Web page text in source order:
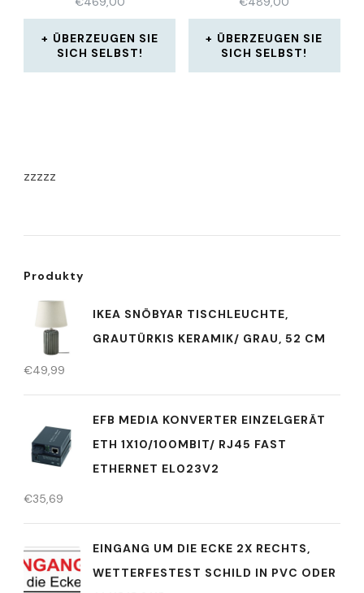
ÜBERZEUGEN SIE
SICH SELBST!
ÜBERZEUGEN SIE
SICH SELBST!
zzzzz
Produkty
IKEA SNÖBYAR TISCHLEUCHTE,
GRAUTÜRKIS KERAMIK/ GRAU, 52 CM
€49,99
EFB MEDIA KONVERTER EINZELGERÄT
ETH 1X10/100MBIT/ RJ45 FAST
ETHERNET EL023V2
€35,69
EINGANG UM DIE ECKE 2X RECHTS,
WETTERFESTEST SCHILD IN PVC ODER